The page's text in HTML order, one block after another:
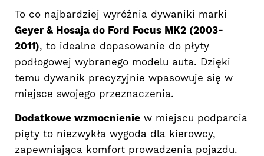
To co najbardziej wyróżnia dywaniki marki
Geyer & Hosaja do Ford Focus MK2 (2003-
2011), to idealne dopasowanie do płyty
podłogowej wybranego modelu auta. Dzięki
temu dywanik precyzyjnie wpasowuje się w
miejsce swojego przeznaczenia.
Dodatkowe wzmocnienie w miejscu podparcia
pięty to niezwykła wygoda dla kierowcy,
zapewniająca komfort prowadzenia pojazdu.